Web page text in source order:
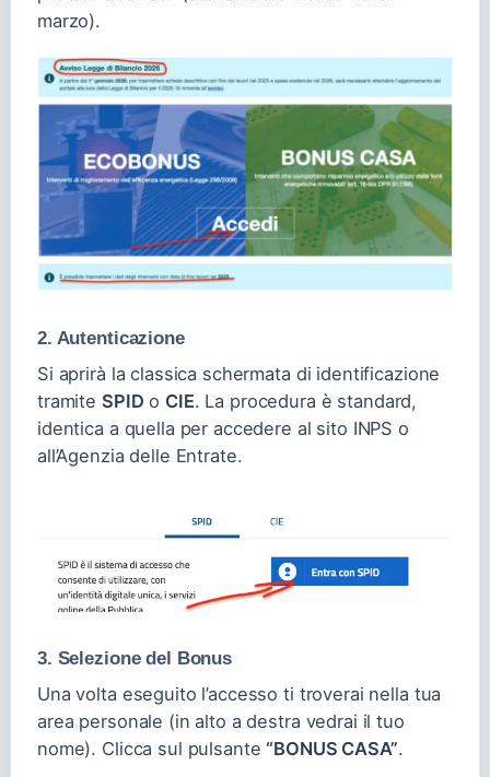
marzo).
2. Autenticazione
Si aprirà la classica schermata di identificazione
tramite SPID o CIE. La procedura è standard,
identica a quella per accedere al sito INPS o
all’Agenzia delle Entrate.
3. Selezione del Bonus
Una volta eseguito l’accesso ti troverai nella tua
area personale (in alto a destra vedrai il tuo
nome). Clicca sul pulsante“BONUS CASA”.